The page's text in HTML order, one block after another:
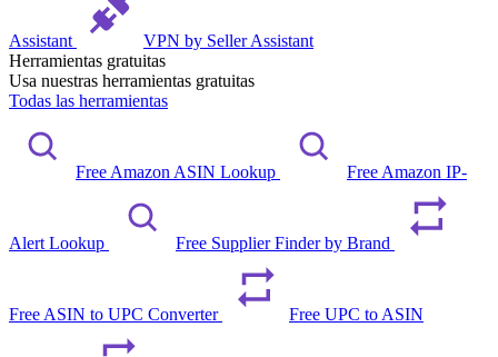
Assistant
VPN by Seller Assistant
Herramientas gratuitas
Usa nuestras herramientas gratuitas
Todas las herramientas
Free Amazon ASIN Lookup Free Amazon IP-
Alert Lookup Free Supplier Finder by Brand
Free ASIN to UPC Converter Free UPC to ASIN